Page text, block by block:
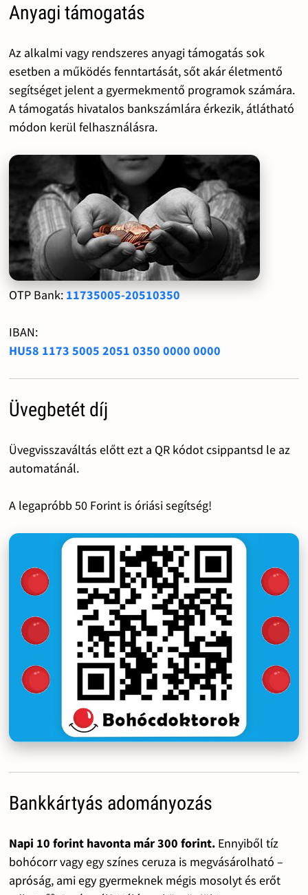
Anyagi támogatás
Az alkalmi vagy rendszeres anyagi támogatás sok
esetben a működés fenntartását, sőt akár életmentő
segítséget jelent a gyermekmentő programok számára.
A támogatás hivatalos bankszámlára érkezik, átlátható
módon kerül felhasználásra.
OTP Bank: 11735005-20510350
IBAN:
HU58 1173 5005 2051 0350 0000 0000
Üvegbetét díj
Üvegvisszaváltás előtt ezt a QR kódot csippantsd le az
automatánál.
A legapróbb 50 Forint is óriási segítség!
Bankkártyás adományozás
Napi 10 forint havonta már 300 forint.Ennyiből tíz
bohócorr vagy egy színes ceruza is megvásárolható –
apróság, ami egy gyermeknek mégis mosolyt és erőt